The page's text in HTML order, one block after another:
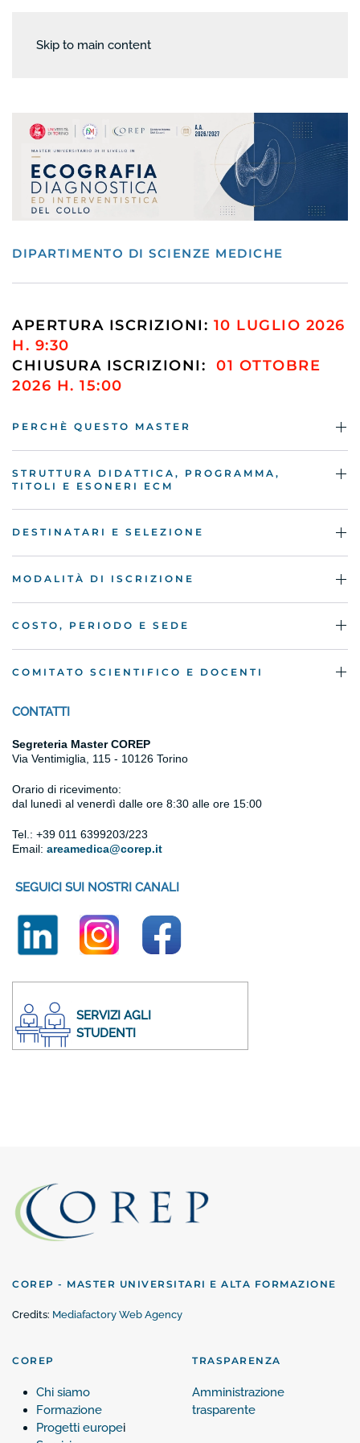
Skip to main content
DIPARTIMENTO DI SCIENZE MEDICHE
APERTURA ISCRIZIONI: 10 LUGLIO 2026
H. 9:30
CHIUSURA ISCRIZIONI: 01 OTTOBRE
2026 H. 15:00
PERCHÈ QUESTO MASTER
STRUTTURA DIDATTICA, PROGRAMMA,
TITOLI E ESONERI ECM
DESTINATARI E SELEZIONE
MODALITÀ DI ISCRIZIONE
COSTO, PERIODO E SEDE
COMITATO SCIENTIFICO E DOCENTI
CONTATTI
Segreteria Master COREP
Via Ventimiglia, 115 - 10126 Torino
Orario di ricevimento:
dal lunedì al venerdì dalle ore 8:30 alle ore 15:00
Tel.: +39 011 6399203/223
Email: areamedica@corep.it
SEGUICI SUI NOSTRI CANALI
SERVIZI AGLI
STUDENTI
COREP - MASTER UNIVERSITARI E ALTA FORMAZIONE
Credits: Mediafactory Web Agency
COREP
Chi siamo
Formazione
Progetti europei
TRASPARENZA
Amministrazione
trasparente